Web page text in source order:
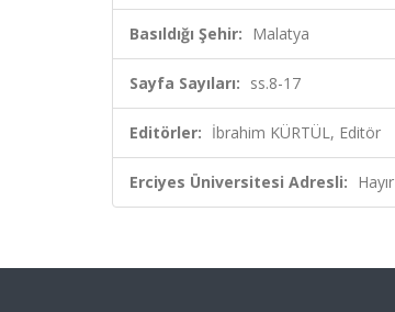
Basıldığı Şehir: Malatya
Sayfa Sayıları: ss.8-17
Editörler: İbrahim KÜRTÜL, Editör
Erciyes Üniversitesi Adresli: Hayır